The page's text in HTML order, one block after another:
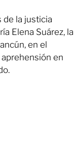
de la justicia
Elena Suárez, la
en el
en